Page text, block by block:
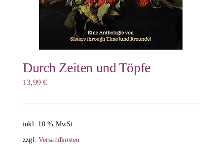
Durch Zeiten und Töpfe
13,99€
inkl. 10 % MwSt.
zzgl.Versandkosten